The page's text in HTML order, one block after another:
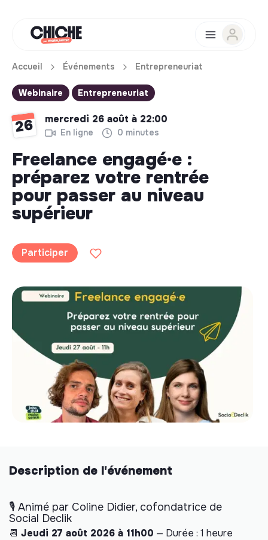
Accueil Événements Entrepreneuriat
Webinaire Entrepreneuriat
26 mercredi 26 août à 22:00
En ligne 0 minutes
Freelance engagé·e :
préparez votre rentrée
pour passer au niveau
supérieur
Participer
Description de l'événement
🎙️ Animé par Coline Didier, cofondatrice de
Social Declik
📆 Jeudi 27 août 2026 à 11h00 — Durée : 1 heure